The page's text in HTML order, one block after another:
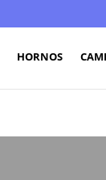
HORNOS